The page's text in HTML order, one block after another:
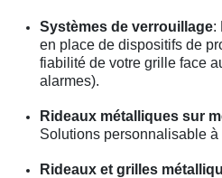
Systèmes de verrouillage:
en place de dispositifs de
fiabilité de votre grille face
alarmes).
Rideaux métalliques sur
Solutions personnalisable à
Rideaux et grilles